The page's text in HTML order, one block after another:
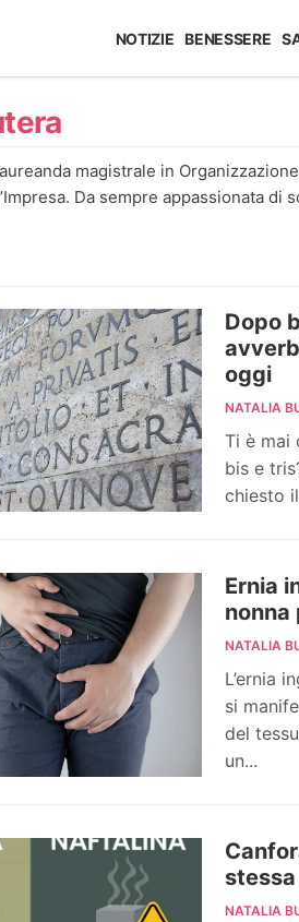
NOTIZIE BENESSERE
magistrale in
Da sempre appassionata di
Dopo
oggi
NATALIA
Ti è mai
bis e
chiesto
Ernia
nonna
NATALIA
L’ernia
si
del
un...
NATALIA